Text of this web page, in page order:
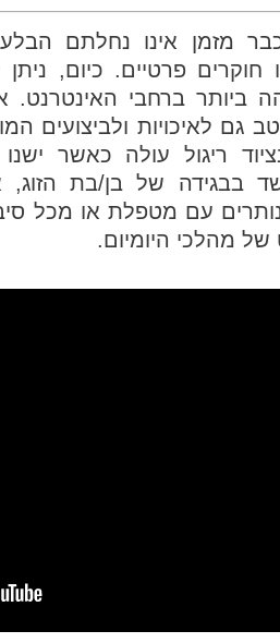
כבר מזמן אינו נחלתם
פרטיים. כיום, ניתן
ביותר ברחבי
גם לאיכויות ולביצועים
ריגול עולה כאשר
בבגידה של בן/בת הזוג,
עם מטפלת או מכל
מהלכי היומיום.